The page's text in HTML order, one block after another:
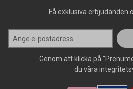
Få exklusiva erbjudanden
Genom att klicka på
du våra